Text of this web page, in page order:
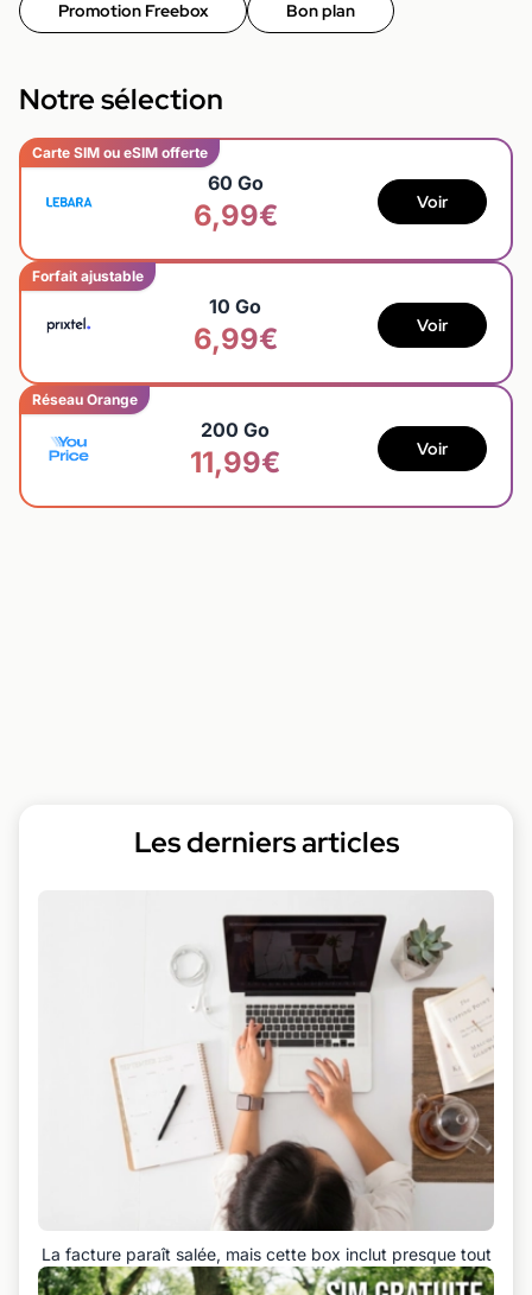
Promotion Freebox Bon plan
Notre sélection
Carte SIM ou eSIM offerte
60 Go
6,99€ Voir
Forfait ajustable
10 Go
6,99€ Voir
Réseau Orange
200 Go
11,99€ Voir
Les derniers articles
La facture paraît salée, mais cette box inclut presque tout